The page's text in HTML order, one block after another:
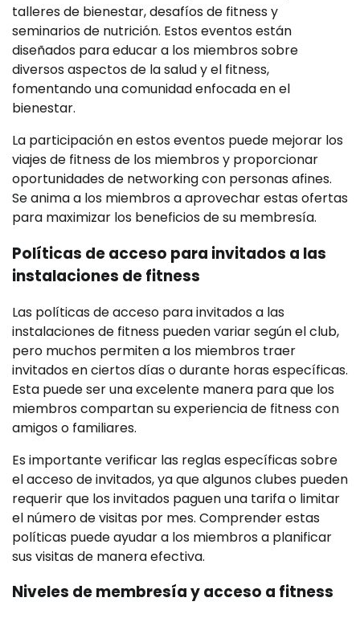
talleres de bienestar, desafíos de fitness y
seminarios de nutrición. Estos eventos están
diseñados para educar a los miembros sobre
diversos aspectos de la salud y el fitness,
fomentando una comunidad enfocada en el
bienestar.
La participación en estos eventos puede mejorar los
viajes de fitness de los miembros y proporcionar
oportunidades de networking con personas afines.
Se anima a los miembros a aprovechar estas ofertas
para maximizar los beneficios de su membresía.
Políticas de acceso para invitados a las
instalaciones de fitness
Las políticas de acceso para invitados a las
instalaciones de fitness pueden variar según el club,
pero muchos permiten a los miembros traer
invitados en ciertos días o durante horas específicas.
Esta puede ser una excelente manera para que los
miembros compartan su experiencia de fitness con
amigos o familiares.
Es importante verificar las reglas específicas sobre
el acceso de invitados, ya que algunos clubes pueden
requerir que los invitados paguen una tarifa o limitar
el número de visitas por mes. Comprender estas
políticas puede ayudar a los miembros a planificar
sus visitas de manera efectiva.
Niveles de membresía y acceso a fitness